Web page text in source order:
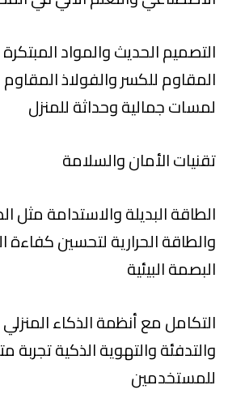
التصميم الحديث والمواد
المقاوم للكسر والفولاذ
لمسات جمالية وحداثة للمنزل
تقنيات الأمان والسلامة
الطاقة البديلة والاستدامة مثل
والطاقة الحرارية لتحسين كفاءة
البصمة البيئية
التكامل مع أنظمة الذكاء
والتدفئة والتهوية الذكية تجربة
للمستخدمين